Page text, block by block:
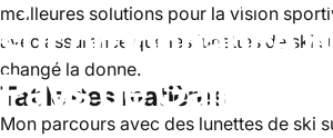
surordonnance
PaysdeGalles
meilleures solutions pour la vision
avec assurance que les lunettes de ski
changé la donne.
Table des matières
Mon parcours avec des lunettes de ski